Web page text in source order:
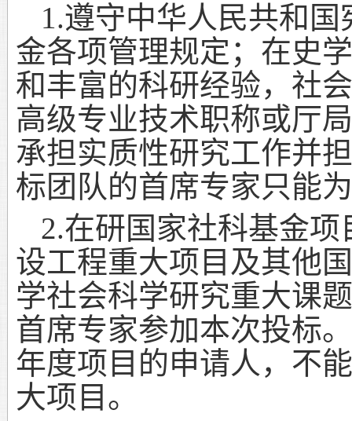
1.遵守中华人民共和
金各项管理规定；在史
和丰富的科研经验，社
高级专业技术职称或厅
承担实质性研究工作并
标团队的首席专家只能
2.在研国家社科基金
设工程重大项目及其他
学社会科学研究重大课
首席专家参加本次投标
年度项目的申请人，不
大项目。